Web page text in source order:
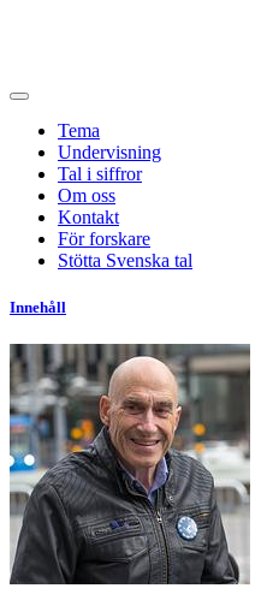
Tema
Undervisning
Tal i siffror
Om oss
Kontakt
För forskare
Stötta Svenska tal
Innehåll